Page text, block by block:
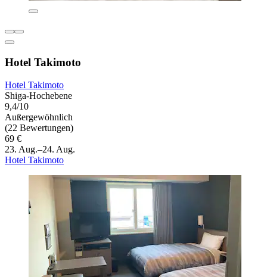
Hotel Takimoto
Hotel Takimoto
Shiga-Hochebene
9,4/10
Außergewöhnlich
(22 Bewertungen)
69 €
23. Aug.–24. Aug.
Hotel Takimoto